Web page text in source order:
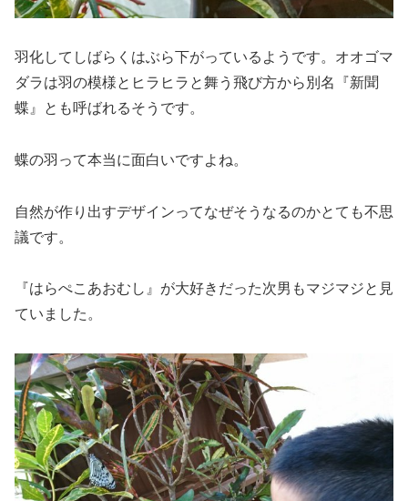
羽化してしばらくはぶら下がっているようです。オオゴマ
ダラは羽の模様とヒラヒラと舞う飛び方から別名『新聞
蝶』とも呼ばれるそうです。
蝶の羽って本当に面白いですよね。
自然が作り出すデザインってなぜそうなるのかとても不思
議です。
『はらぺこあおむし』が大好きだった次男もマジマジと見
ていました。